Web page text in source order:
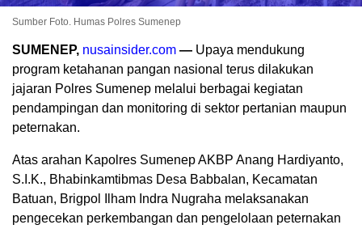
Sumber Foto. Humas Polres Sumenep
SUMENEP, nusainsider.com — Upaya mendukung
program ketahanan pangan nasional terus dilakukan
jajaran Polres Sumenep melalui berbagai kegiatan
pendampingan dan monitoring di sektor pertanian maupun
peternakan.
Atas arahan Kapolres Sumenep AKBP Anang Hardiyanto,
S.I.K., Bhabinkamtibmas Desa Babbalan, Kecamatan
Batuan, Brigpol Ilham Indra Nugraha melaksanakan
pengecekan perkembangan dan pengelolaan peternakan